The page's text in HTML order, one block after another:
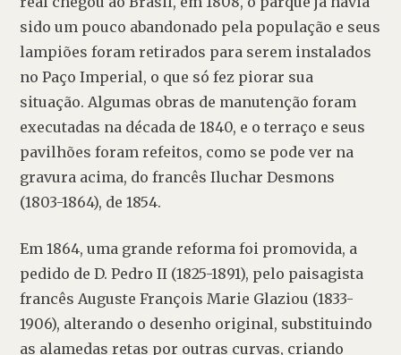
sido um pouco abandonado pela população e seus
lampiões foram retirados para serem instalados
no Paço Imperial, o que só fez piorar sua
situação. Algumas obras de manutenção foram
executadas na década de 1840, e o terraço e seus
pavilhões foram refeitos, como se pode ver na
gravura acima, do francês Iluchar Desmons
(1803-1864), de 1854.
Em 1864, uma grande reforma foi promovida, a
pedido de D. Pedro II (1825-1891), pelo paisagista
francês Auguste François Marie Glaziou (1833-
1906), alterando o desenho original, substituindo
as alamedas retas por outras curvas, criando